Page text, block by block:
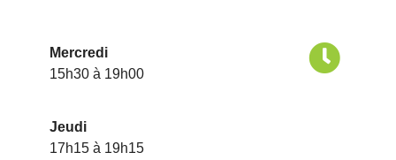
Mercredi
15h30 à 19h00
Jeudi
17h15 à 19h15